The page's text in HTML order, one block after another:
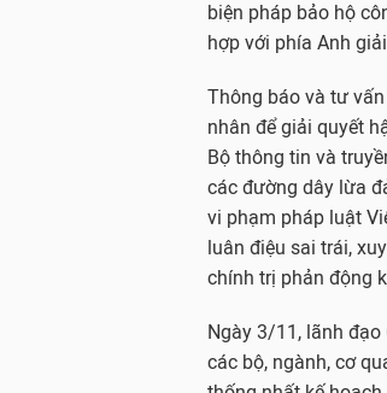
biện pháp bảo hộ
hợp với phía Anh
Thông báo và tư
nhân để giải quyết
Bộ thông tin và
các đường dây lừa
vi phạm pháp luật
luân điệu sai trái,
chính trị phản động
Ngày 3/11, lãnh
các bộ, ngành, cơ